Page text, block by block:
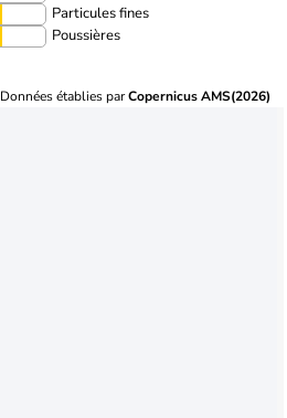
Particules fines
Poussières
Données établies parCopernicus AMS(2026)